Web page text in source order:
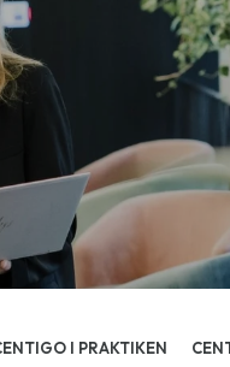
I PRAKTIKEN